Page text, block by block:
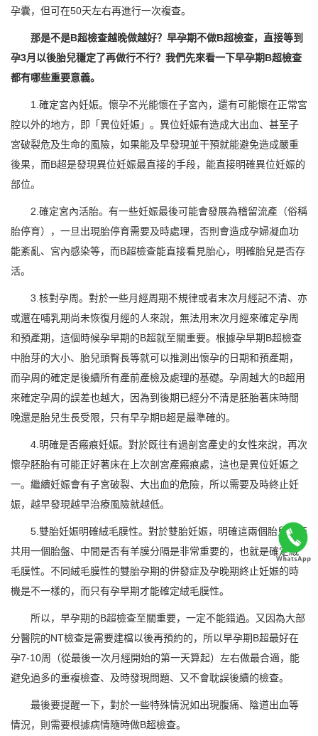
孕囊，但可在50天左右再進行一次複查。
那是不是B超檢查越晚做越好？早孕期不做B超檢查，直接等到
孕3月以後胎兒穩定了再做行不行？我們先來看一下早孕期B超檢查
都有哪些重要意義。
1.確定宮內妊娠。懷孕不光能懷在子宮內，還有可能懷在正常宮
腔以外的地方，即「異位妊娠」。異位妊娠有造成大出血、甚至子
宮破裂危及生命的風險，如果能及早發現並干預就能避免造成嚴重
後果，而B超是發現異位妊娠最直接的手段，能直接明確異位妊娠的
部位。
2.確定宮內活胎。有一些妊娠最後可能會發展為稽留流產（俗稱
胎停育），一旦出現胎停育需要及時處理，否則會造成孕婦凝血功
能紊亂、宮內感染等，而B超檢查能直接看見胎心，明確胎兒是否存
活。
3.核對孕周。對於一些月經周期不規律或者末次月經記不清、亦
或還在哺乳期尚未恢復月經的人來說，無法用末次月經來確定孕周
和預產期，這個時候孕早期的B超就至關重要。根據孕早期B超檢查
中胎芽的大小、胎兒頭臀長等就可以推測出懷孕的日期和預產期，
而孕周的確定是後續所有產前產檢及處理的基礎。孕周越大的B超用
來確定孕周的誤差也越大，因為到後期已經分不清是胚胎著床時間
晚還是胎兒生長受限，只有早孕期B超是最準確的。
4.明確是否瘢痕妊娠。對於既往有過剖宮產史的女性來說，再次
懷孕胚胎有可能正好著床在上次剖宮產瘢痕處，這也是異位妊娠之
一。繼續妊娠會有子宮破裂、大出血的危險，所以需要及時終止妊
娠，越早發現越早治療風險就越低。
5.雙胎妊娠明確絨毛膜性。對於雙胎妊娠，明確這兩個胎兒是否
共用一個胎盤、中間是否有羊膜分隔是非常重要的，也就是確定絨
毛膜性。不同絨毛膜性的雙胎孕期的併發症及孕晚期終止妊娠的時
機是不一樣的，而只有孕早期才能確定絨毛膜性。
所以，早孕期的B超檢查至關重要，一定不能錯過。又因為大部
分醫院的NT檢查是需要建檔以後再預約的，所以早孕期B超最好在
孕7-10周（從最後一次月經開始的第一天算起）左右做最合適，能
避免過多的重複檢查、及時發現問題、又不會耽誤後續的檢查。
最後要提醒一下，對於一些特殊情況如出現腹痛、陰道出血等
情況，則需要根據病情隨時做B超檢查。